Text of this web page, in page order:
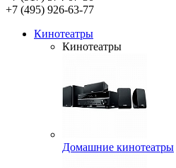
+7 (495) 926-63-77
Кинотеатры
Кинотеатры
Домашние кинотеатры